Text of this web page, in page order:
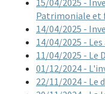
15/04/2025 -
Patrimoniale et
14/04/2025 -
14/04/2025 -
11/04/2025 - Le
01/12/2024 -
22/11/2024 - Le